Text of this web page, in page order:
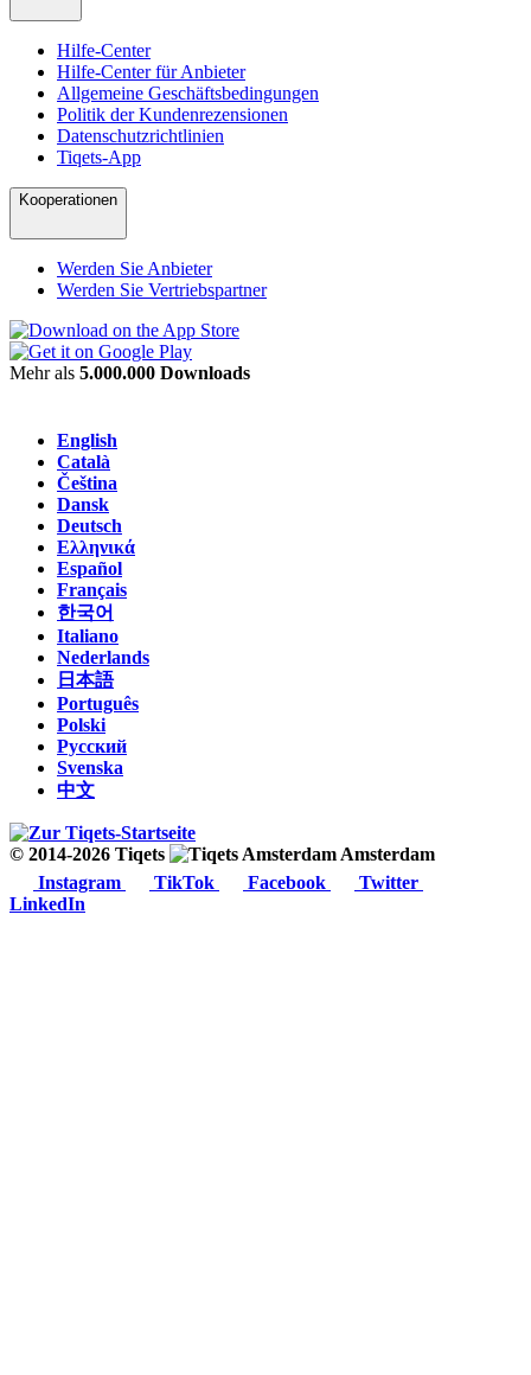
Hilfe-Center
Hilfe-Center für Anbieter
Allgemeine Geschäftsbedingungen
Politik der Kundenrezensionen
Datenschutzrichtlinien
Tiqets-App
Kooperationen
Werden Sie Anbieter
Werden Sie Vertriebspartner
Mehr als 5.000.000 Downloads
English
Català
Čeština
Dansk
Deutsch
Ελληνικά
Español
Français
한국어
Italiano
Nederlands
日本語
Português
Polski
Русский
Svenska
中文
© 2014-2026 Tiqets
Amsterdam
Instagram
TikTok Facebook
Twitter
LinkedIn